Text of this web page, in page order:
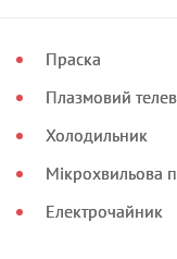
Праска
Плазмовий
Холодильник
Мікрохвильова
Електрочайник